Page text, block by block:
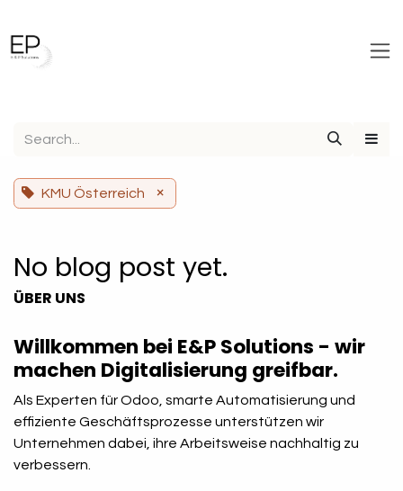
KMU Österreich ×
No blog post yet.
ÜBER UNS
Willkommen bei E&P Solutions - wir
machen Digitalisierung greifbar.
Als Experten für Odoo, smarte Automatisierung und
effiziente Geschäftsprozesse unterstützen wir
Unternehmen dabei, ihre Arbeitsweise nachhaltig zu
verbessern.